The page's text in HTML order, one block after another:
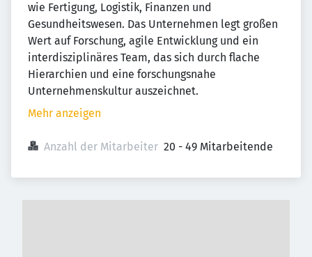
wie Fertigung, Logistik, Finanzen und
Gesundheitswesen. Das Unternehmen legt großen
Wert auf Forschung, agile Entwicklung und ein
interdisziplinäres Team, das sich durch flache
Hierarchien und eine forschungsnahe
Unternehmenskultur auszeichnet.
Mehr anzeigen
Anzahl der Mitarbeiter 20 - 49 Mitarbeitende